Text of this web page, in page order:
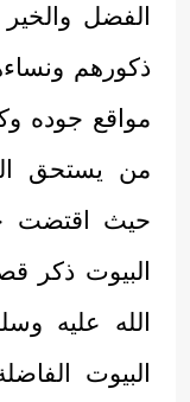
الفضل
ذكورهم
مواقع جوده
من يستحق
حيث اقتضت
البيوت ذكر
الله عليه
البيوت